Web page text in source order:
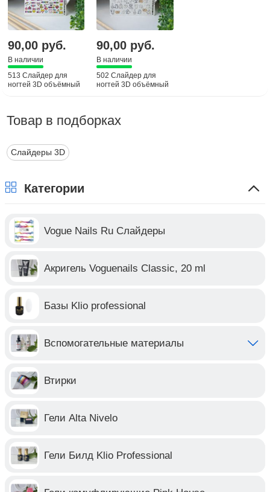
90,00 руб.
В наличии
513 Слайдер для
ногтей 3D объёмный
90,00 руб.
В наличии
502 Слайдер для
ногтей 3D объёмный
Товар в подборках
Слайдеры 3D
Категории
Vogue Nails Ru Слайдеры
Акригель Voguenails Classic, 20 ml
Базы Klio professional
Вспомогательные материалы
Втирки
Гели Alta Nivelo
Гели Билд Klio Professional